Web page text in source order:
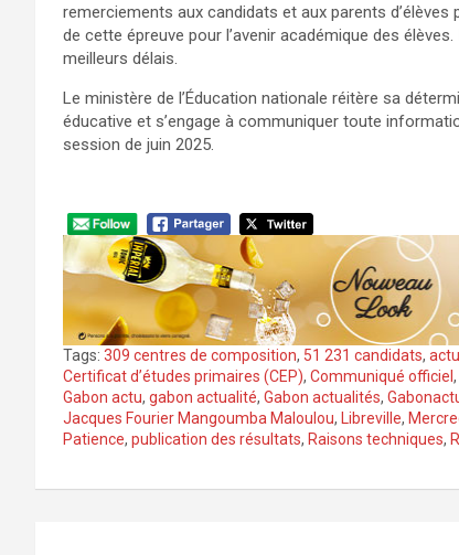
remerciements aux candidats et aux parents
de cette épreuve pour l’avenir académique des
meilleurs délais.
Le ministère de l’Éducation nationale réitère sa
éducative et s’engage à communiquer toute
session de juin 2025.
Tags: 309 centres de composition, 51 231 candidats,
Certificat d’études primaires (CEP), Communiqué officiel ,
Gabon actu, gabon actualité, Gabon actualités,
Jacques Fourier Mangoumba Maloulou, Libreville,
Patience, publication des résultats, Raisons techniques,